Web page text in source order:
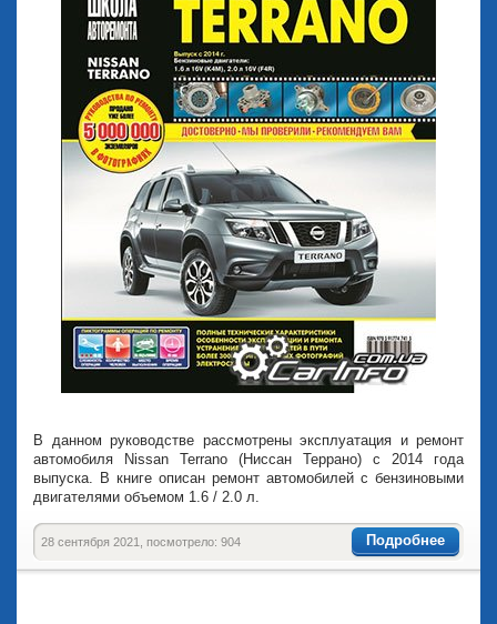
В данном руководстве рассмотрены эксплуатация и ремонт
автомобиля Nissan Terrano (Ниссан Террано) с 2014 года
выпуска. В книге описан ремонт автомобилей с бензиновыми
двигателями объемом 1.6 / 2.0 л.
Подробнее
28 сентября 2021, посмотрело: 904